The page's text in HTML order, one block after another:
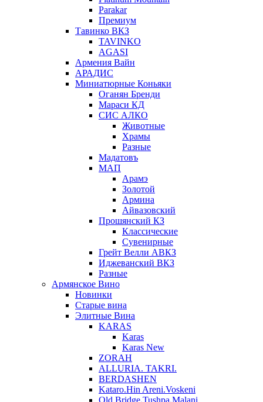
Parakar
Премиум
Тавинко ВКЗ
TAVINKO
AGASI
Армения Вайн
АРАДИС
Миниатюрные Коньяки
Оганян Бренди
Мараси КД
СИС АЛКО
Животные
Храмы
Разные
Мадатовъ
МАП
Арамэ
Золотой
Армина
Айвазовский
Прошянский КЗ
Классические
Сувенирные
Грейт Велли АВКЗ
Иджеванский ВКЗ
Разные
Армянское Вино
Новинки
Старые вина
Элитные Вина
KARAS
Karas
Karas New
ZORAH
ALLURIA. TAKRI.
BERDASHEN
Kataro.Hin Areni.Voskeni
Old Bridge.Tushpa.Malani